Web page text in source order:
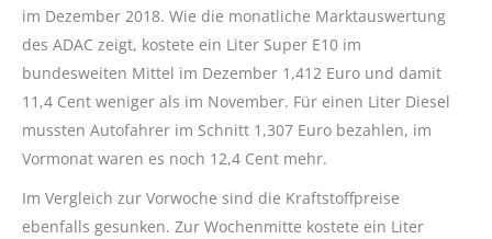
im Dezember 2018. Wie die monatliche Marktauswertung
des ADAC zeigt, kostete ein Liter Super E10 im
bundesweiten Mittel im Dezember 1,412 Euro und damit
11,4 Cent weniger als im November. Für einen Liter Diesel
mussten Autofahrer im Schnitt 1,307 Euro bezahlen, im
Vormonat waren es noch 12,4 Cent mehr.
Im Vergleich zur Vorwoche sind die Kraftstoffpreise
ebenfalls gesunken. Zur Wochenmitte kostete ein Liter